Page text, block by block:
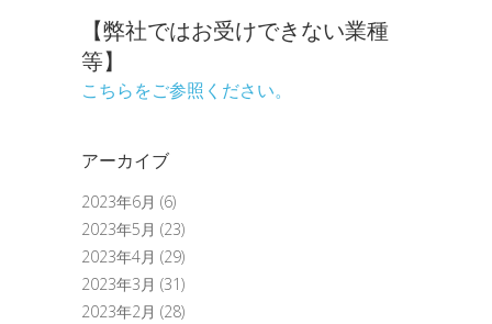
【弊社ではお受けできない業種
等】
こちらをご参照ください。
アーカイブ
2023年6月 (6)
2023年5月 (23)
2023年4月 (29)
2023年3月 (31)
2023年2月 (28)